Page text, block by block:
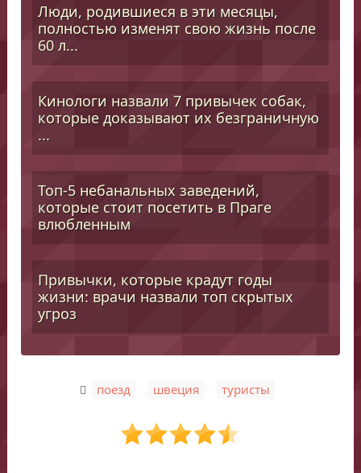
Люди, родившиеся в эти месяцы,
полностью изменят свою жизнь после
60 л...
Кинологи назвали 7 привычек собак,
которые доказывают их безграничную
...
Топ-5 небанальных заведений,
которые стоит посетить в Праге
влюбленным
Привычки, которые крадут годы
жизни: врачи назвали топ скрытых
угроз
поезд швеция туристы